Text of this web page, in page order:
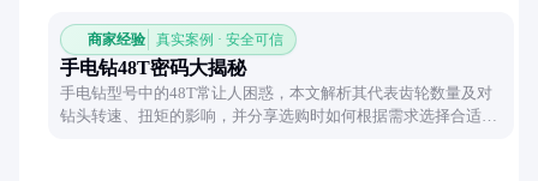
商家经验 真实案例 · 安全可信
手电钻48T密码大揭秘
手电钻型号中的48T常让人困惑，本文解析其代表齿轮数量及对
钻头转速、扭矩的影响，并分享选购时如何根据需求选择合适齿